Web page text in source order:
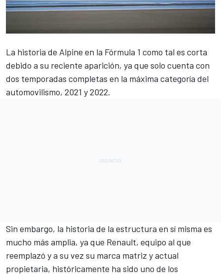
La historia de Alpine en la Fórmula 1 como tal es corta
debido a su reciente aparición, ya que solo cuenta con
dos temporadas completas en la máxima categoría del
automovilismo, 2021 y 2022.
Sin embargo, la historia de la estructura en sí misma es
mucho más amplia, ya que Renault, equipo al que
reemplazó y a su vez su marca matriz y actual
propietaria, históricamente ha sido uno de los